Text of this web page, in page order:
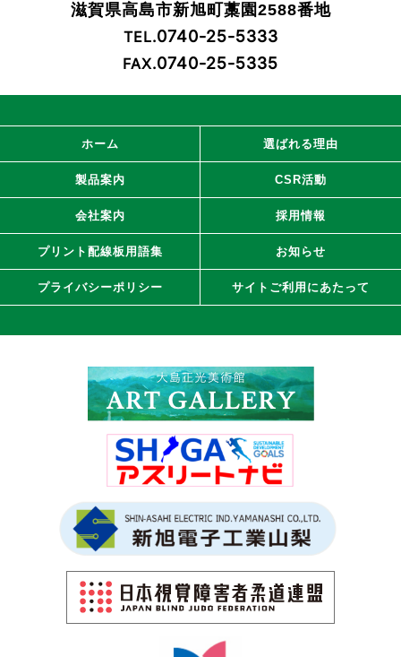
滋賀県高島市新旭町藁園2588番地
TEL.0740-25-5333
FAX.0740-25-5335
ホーム 選ばれる理由
製品案内 CSR活動
会社案内 採用情報
プリント配線板用語集 お知らせ
プライバシーポリシー サイトご利用にあたって